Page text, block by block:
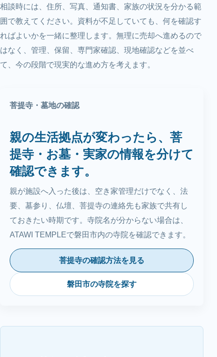
相談時には、住所、写真、通知書、家族の状況を分かる範
囲で教えてください。資料が不足していても、何を確認す
ればよいかを一緒に整理します。無理に売却へ進めるので
はなく、管理、保留、専門家確認、現地確認などを並べ
て、今の段階で現実的な進め方を考えます。
菩提寺・墓地の確認
親の生活拠点が変わったら、菩
提寺・お墓・実家の情報を分けて
確認できます。
親が施設へ入った後は、空き家管理だけでなく、法
要、墓参り、仏壇、菩提寺の連絡先も家族で共有し
ておきたい時期です。寺院名が分からない場合は、
ATAWI TEMPLEで磐田市内の寺院を確認できます。
菩提寺の確認方法を見る
磐田市の寺院を探す